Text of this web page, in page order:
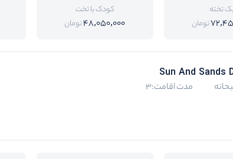
تخته
تومان
کودک با تخت
48,050,000تومان
Sun And Sands
مدت اقامت:3